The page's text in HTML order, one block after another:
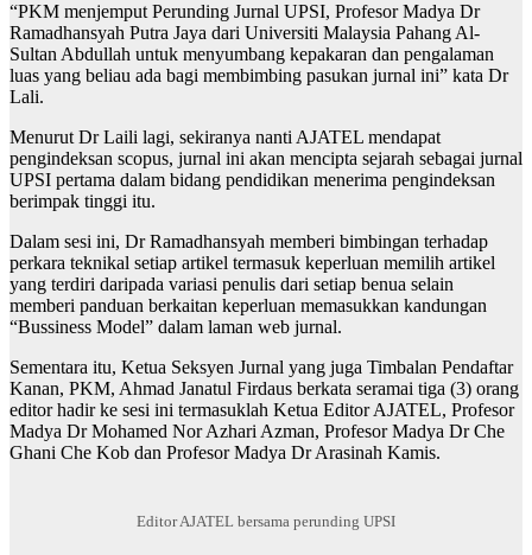
“PKM menjemput Perunding Jurnal UPSI, Profesor Madya Dr
Ramadhansyah Putra Jaya dari Universiti Malaysia Pahang Al-
Sultan Abdullah untuk menyumbang kepakaran dan pengalaman
luas yang beliau ada bagi membimbing pasukan jurnal ini” kata Dr
Lali.
Menurut Dr Laili lagi, sekiranya nanti AJATEL mendapat
pengindeksan scopus, jurnal ini akan mencipta sejarah sebagai jurnal
UPSI pertama dalam bidang pendidikan menerima pengindeksan
berimpak tinggi itu.
Dalam sesi ini, Dr Ramadhansyah memberi bimbingan terhadap
perkara teknikal setiap artikel termasuk keperluan memilih artikel
yang terdiri daripada variasi penulis dari setiap benua selain
memberi panduan berkaitan keperluan memasukkan kandungan
“Bussiness Model” dalam laman web jurnal.
Sementara itu, Ketua Seksyen Jurnal yang juga Timbalan Pendaftar
Kanan, PKM, Ahmad Janatul Firdaus berkata seramai tiga (3) orang
editor hadir ke sesi ini termasuklah Ketua Editor AJATEL, Profesor
Madya Dr Mohamed Nor Azhari Azman, Profesor Madya Dr Che
Ghani Che Kob dan Profesor Madya Dr Arasinah Kamis.
Editor AJATEL bersama perunding UPSI